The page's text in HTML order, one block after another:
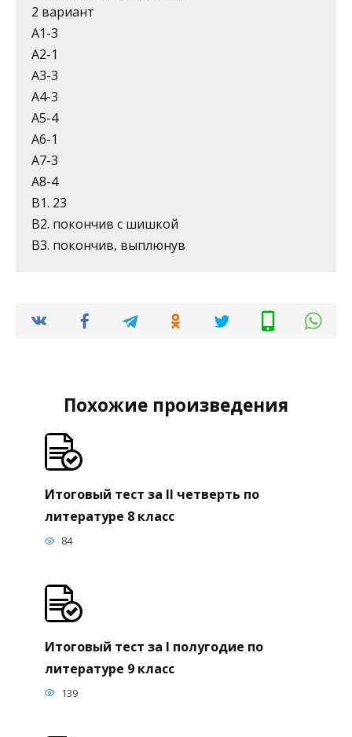
2 вариант
А1-3
А2-1
А3-3
А4-3
А5-4
А6-1
А7-3
А8-4
В1. 23
В2. покончив с шишкой
В3. покончив, выплюнув
Похожие произведения
Итоговый тест за II четверть по
литературе 8 класс
84
Итоговый тест за I полугодие по
литературе 9 класс
139